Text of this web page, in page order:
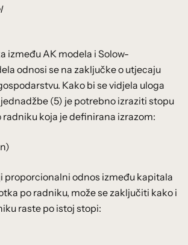
između AK modela i Solow-
odnosi se na zaključke o utjecaju
Kako bi se vidjela uloga
(5) je potrebno izraziti stopu
koja je definirana izrazom:
proporcionalni odnos između kapitala
po radniku, može se zaključiti kako i
raste po istoj stopi: